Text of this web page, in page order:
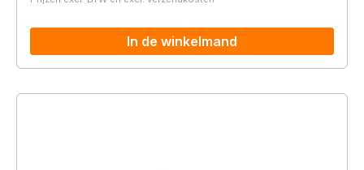
In de winkelmand